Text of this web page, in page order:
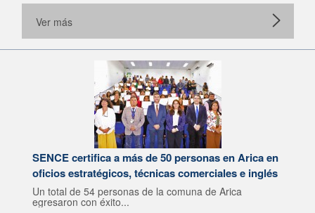
Ver más
SENCE certifica a más de 50 personas en Arica en
oficios estratégicos, técnicas comerciales e inglés
Un total de 54 personas de la comuna de Arica
egresaron con éxito...